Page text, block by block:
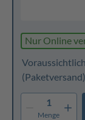
Nur Online
(Paketversand)
1
Menge